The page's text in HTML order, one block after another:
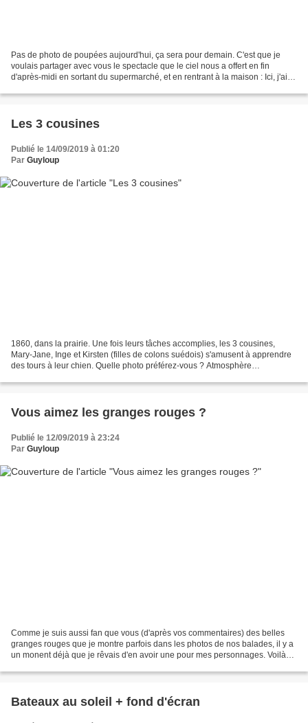
Pas de photo de poupées aujourd'hui, ça sera pour demain. C'est que je
voulais partager avec vous le spectacle que le ciel nous a offert en fin
d'après-midi en sortant du supermarché, et en rentrant à la maison : Ici, j'ai
Les 3 cousines
Publié le 14/09/2019 à 01:20
Par Guyloup
1860, dans la prairie. Une fois leurs tâches accomplies, les 3 cousines,
Mary-Jane, Inge et Kirsten (filles de colons suédois) s'amusent à apprendre
des tours à leur chien. Quelle photo préférez-vous ? Atmosphère
Vous aimez les granges rouges ?
Publié le 12/09/2019 à 23:24
Par Guyloup
Comme je suis aussi fan que vous (d'après vos commentaires) des belles
granges rouges que je montre parfois dans les photos de nos balades, il y a
un monent déjà que je rêvais d'en avoir une pour mes personnages. Voilà
Bateaux au soleil + fond d'écran